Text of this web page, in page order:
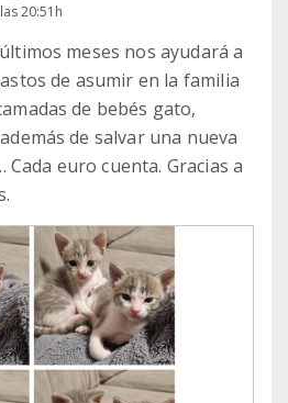
20:51h
meses nos ayudará a
de asumir en la familia
de bebés gato,
de salvar una nueva
Cada euro cuenta. Gracias a